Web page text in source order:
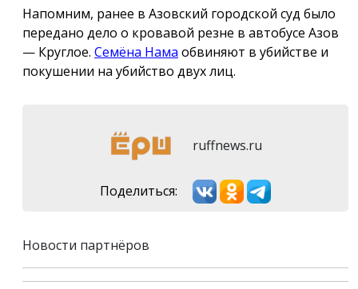
Напомним, ранее в Азовский городской суд было
передано дело о кровавой резне в автобусе Азов
— Круглое. Семёна Нама обвиняют в убийстве и
покушении на убийство двух лиц.
ruffnews.ru
Поделиться:
Новости партнёров